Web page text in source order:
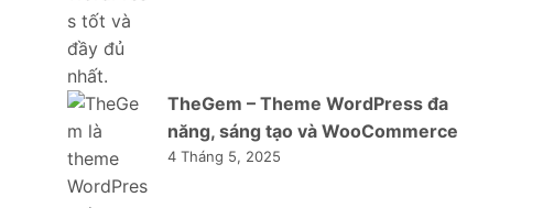
TheGem – Theme WordPress đa
năng, sáng tạo và WooCommerce
4 Tháng 5, 2025